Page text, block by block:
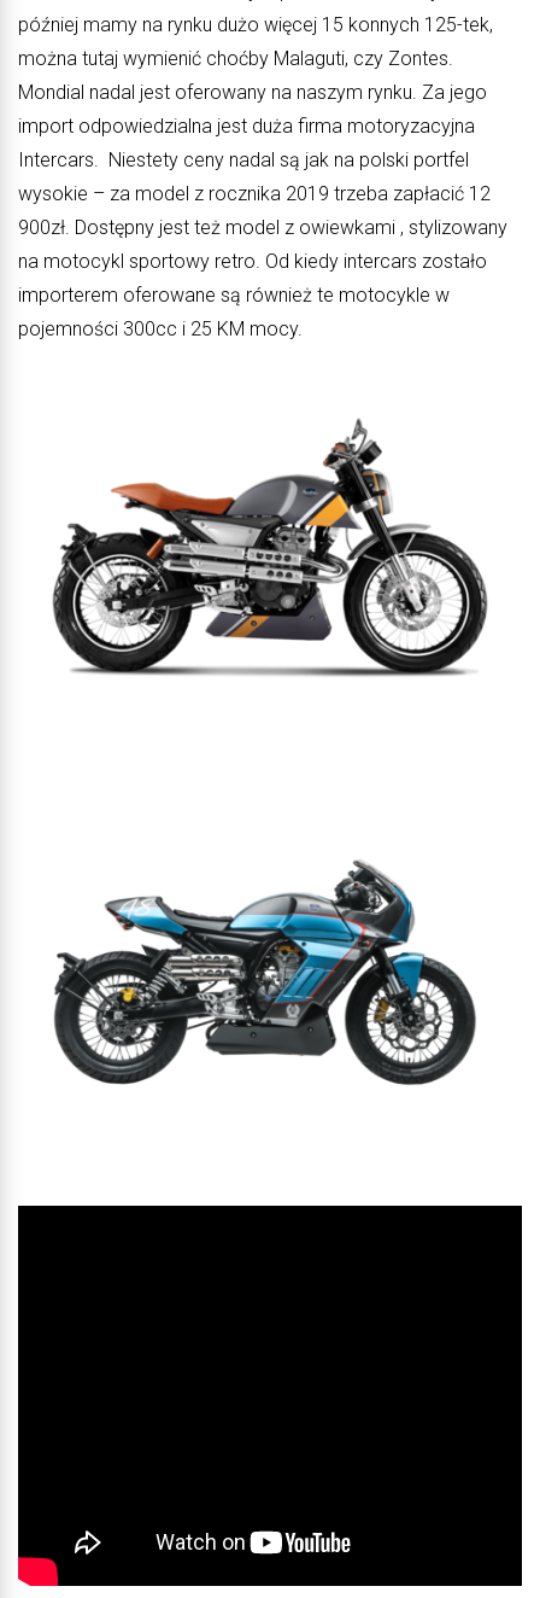
później mamy na rynku dużo więcej 15 konnych 125-tek,
można tutaj wymienić choćby Malaguti, czy Zontes.
Mondial nadal jest oferowany na naszym rynku. Za jego
import odpowiedzialna jest duża firma motoryzacyjna
Intercars. Niestety ceny nadal są jak na polski portfel
wysokie – za model z rocznika 2019 trzeba zapłacić 12
900zł. Dostępny jest też model z owiewkami , stylizowany
na motocykl sportowy retro. Od kiedy intercars zostało
importerem oferowane są również te motocykle w
pojemności 300cc i 25 KM mocy.